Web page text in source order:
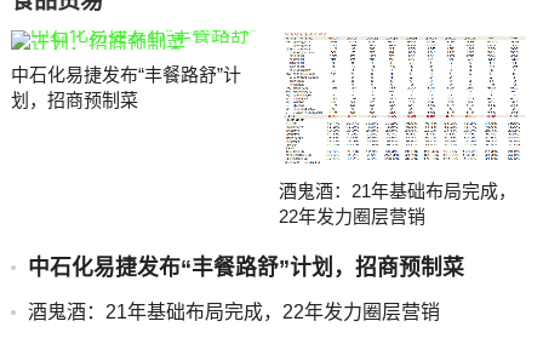
中石化易捷发布“丰餐路舒”计
划，招商预制菜
酒鬼酒：21年基础布局完成，
22年发力圈层营销
中石化易捷发布“丰餐路舒”计划，招商预制菜
酒鬼酒：21年基础布局完成，22年发力圈层营销